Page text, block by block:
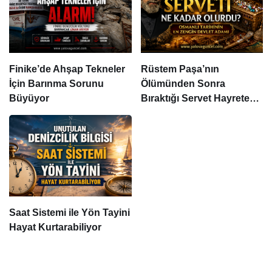
Finike’de Ahşap Tekneler
İçin Barınma Sorunu
Büyüyor
Rüstem Paşa’nın
Ölümünden Sonra
Bıraktığı Servet Hayrete
Saat Sistemi ile Yön Tayini
Hayat Kurtarabiliyor